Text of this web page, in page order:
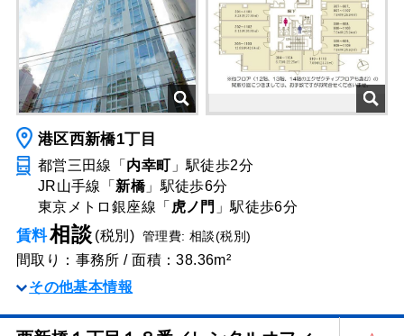
港区西新橋1丁目
都営三田線「 内幸町 」駅徒歩2分
JR山手線「 新橋」駅徒歩6分
東京メトロ銀座線「 虎ノ門 」駅徒歩6分
賃料相談(税別) 管理費: 相談(税別)
間取り：事務所 / 面積：38.36m²
その他基本情報